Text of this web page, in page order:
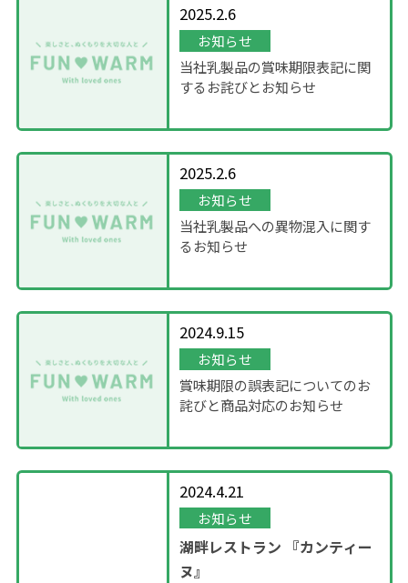
2025.2.6
お知らせ
当社乳製品の賞味期限表記に関
するお詫びとお知らせ
2025.2.6
お知らせ
当社乳製品への異物混入に関す
るお知らせ
2024.9.15
お知らせ
賞味期限の誤表記についてのお
詫びと商品対応のお知らせ
2024.4.21
お知らせ
湖畔レストラン 『カンティー
ヌ』